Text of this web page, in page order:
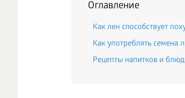
Оглавление
Как лен способствует
Как употреблять семена
Рецепты напитков и